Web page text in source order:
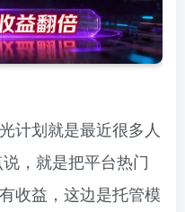
计划就是最近很多人
，就是把平台热门
收益，这边是托管模